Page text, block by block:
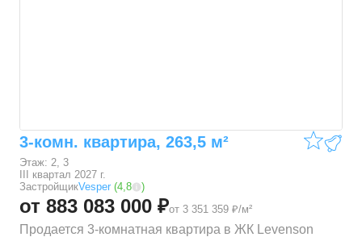
Levenson. Срок сдачи корпуса – III квартал 2027 г.
3-комн. квартира, 263,5 м²
Этаж: 2, 3
III квартал 2027 г.
ЗастройщикVesper (4,8 )
от 883 083 000 ₽от 3 351 359 ₽/м²
Продается 3-комнатная квартира в ЖК Levenson